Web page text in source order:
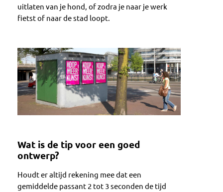
uitlaten van je hond, of zodra je naar je werk
fietst of naar de stad loopt.
Wat is de tip voor een goed
ontwerp?
Houdt er altijd rekening mee dat een
gemiddelde passant 2 tot 3 seconden de tijd